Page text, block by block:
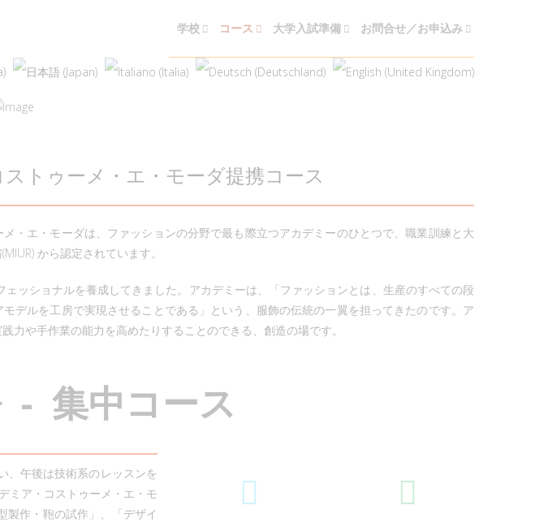
学校 コース 大学入試準備 お問合せ／お申込み
トゥーメ・エ・モーダ提携コース
・エ・モーダは、ファッションの分野で最も際立つアカデミーのひとつで、職業訓練と大
から認定されています。
ッショナルを養成してきました。アカデミーは、「ファッションとは、生産のすべての段
デルを工房で実現させることである」という、服飾の伝統の一翼を担ってきたのです。ア
力や手作業の能力を高めたりすることのできる、創造の場です。
- 集中コース
、午後は技術系のレッスンを
ミア・コストゥーメ・エ・モ
製作・鞄の試作」、「デザイ